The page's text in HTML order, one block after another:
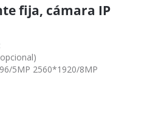
fija, cámara IP
5MP 2560*1920/8MP